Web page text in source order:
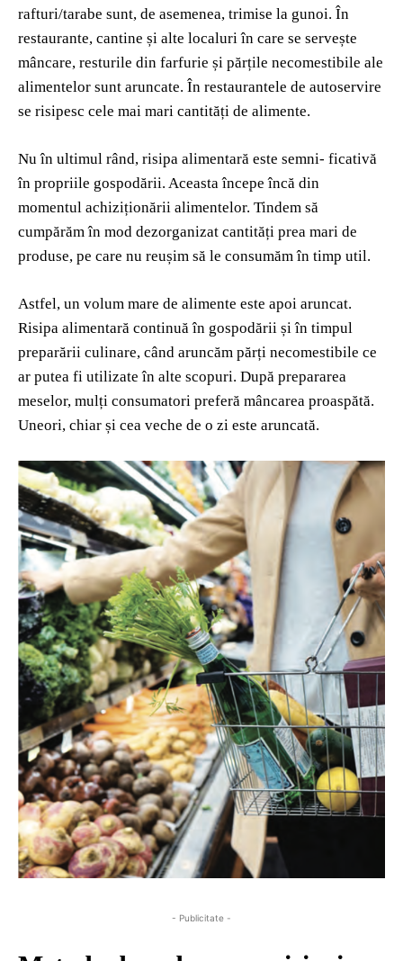
rafturi/tarabe sunt, de asemenea, trimise la gunoi. În
restaurante, cantine și alte localuri în care se servește
mâncare, resturile din farfurie și părțile necomestibile ale
alimentelor sunt aruncate. În restaurantele de autoservire
se risipesc cele mai mari cantități de alimente.
Nu în ultimul rând, risipa alimentară este semni- ficativă
în propriile gospodării. Aceasta începe încă din
momentul achiziționării alimentelor. Tindem să
cumpărăm în mod dezorganizat cantități prea mari de
produse, pe care nu reușim să le consumăm în timp util.
Astfel, un volum mare de alimente este apoi aruncat.
Risipa alimentară continuă în gospodării și în timpul
preparării culinare, când aruncăm părți necomestibile ce
ar putea fi utilizate în alte scopuri. După prepararea
meselor, mulți consumatori preferă mâncarea proaspătă.
Uneori, chiar și cea veche de o zi este aruncată.
- Publicitate -